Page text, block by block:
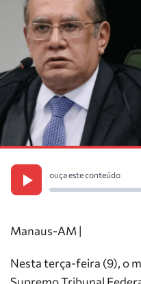
ouça este conteúdo
Manaus-AM |
Nesta terça-feira (9), o